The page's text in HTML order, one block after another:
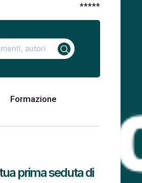
*****
Formazione
prima seduta di